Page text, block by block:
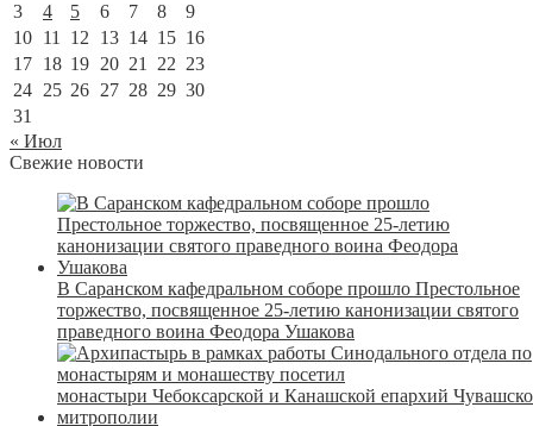
3
4 5 6 7 8
9
10 11 12 13 14 15 16
17 18 19 20 21 22 23
24 25 26 27 28 29 30
31
« Июл
Свежие новости
В Саранском кафедральном соборе прошло Престольное
торжество, посвященное 25-летию канонизации святого
праведного воина Феодора Ушакова